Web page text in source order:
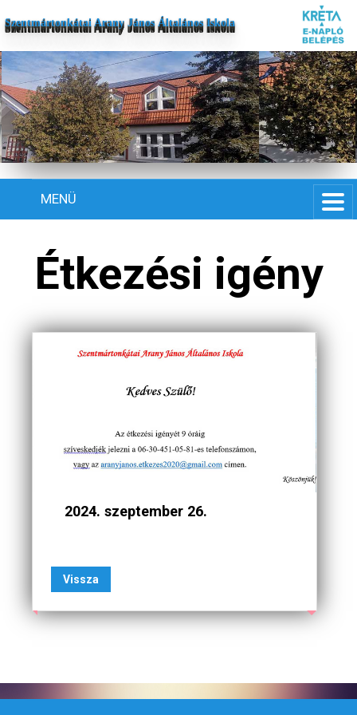
Szentmártonkátai Arany János Általános Iskola
MENÜ
Étkezési igény
2024. szeptember 26.
Vissza